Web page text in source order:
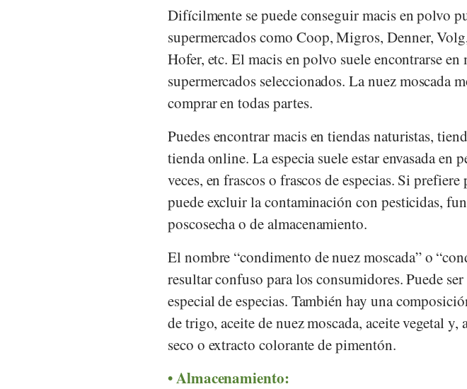
Difícilmente se puede conseguir macis en polvo
supermercados como Coop,Migros, Denner,Volg
Hofer, etc. El macis en polvo suele encontrarse en
supermercados seleccionados. La nuez moscada
comprar en todas partes.
Puedes encontrar macis en tiendas naturistas,
tienda online. La especia suele estar envasada en
veces, en frascos o frascos de especias. Si
puede excluir la contaminación con pesticidas,
poscosecha o de almacenamiento.
El nombre “condimento de nuez moscada” o
resultar confuso para los consumidores. Puede
especial de especias. También hay una
de trigo, aceite de nuez moscada, aceite vegetal y,
seco o extracto colorante de pimentón.
Almacenamiento: